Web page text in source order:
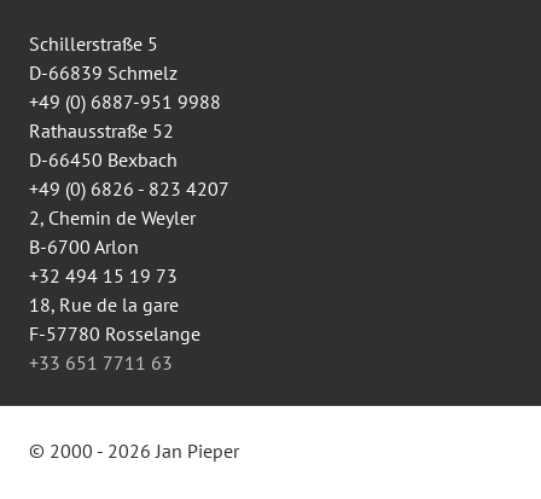
Schillerstraße 5
D-66839 Schmelz
+49 (0) 6887-951 9988
Rathausstraße 52
D-66450 Bexbach
+49 (0) 6826 - 823 4207
2, Chemin de Weyler
B-6700 Arlon
+32 494 15 19 73
18, Rue de la gare
F-57780 Rosselange
+33 651 7711 63
© 2000 - 2026 Jan Pieper